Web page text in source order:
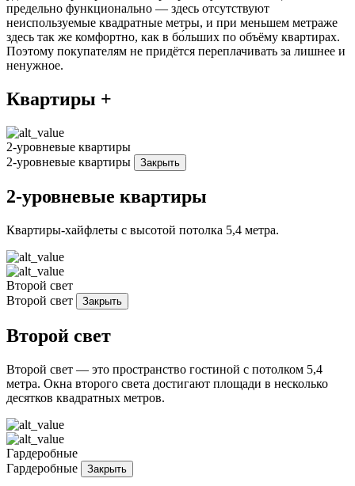
предельно функционально — здесь отсутствуют
неиспользуемые квадратные метры, и при меньшем метраже
здесь так же комфортно, как в бо́льших по объёму квартирах.
Поэтому покупателям не придётся переплачивать за лишнее и
ненужное.
Квартиры +
2-уровневые квартиры
2-уровневые квартиры
Закрыть
2-уровневые квартиры
Квартиры-хайфлеты с высотой потолка 5,4 метра.
Второй свет
Второй свет
Закрыть
Второй свет
Второй свет — это пространство гостиной с потолком 5,4
метра. Окна второго света достигают площади в несколько
десятков квадратных метров.
Гардеробные
Гардеробные
Закрыть